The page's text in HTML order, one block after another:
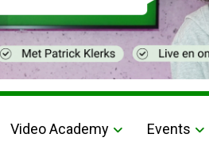
Video Academy Events